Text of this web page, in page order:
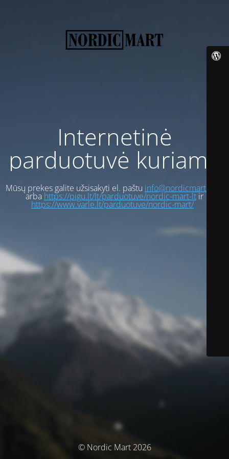
Internetinė
parduotuvė kuriama
Mūsų prekes galite užsisakyti el. paštu info@nordicmart.com
arba https://pigu.lt/lt/parduotuve/nordic-mart-ltir
https://www.varle.lt/parduotuve/nordic-mart/
© Nordic Mart 2026